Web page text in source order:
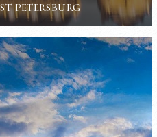
PETERSBURG